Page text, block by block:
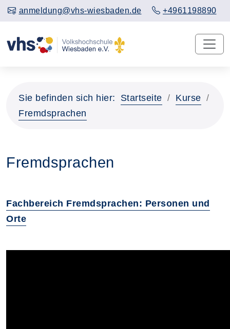
anmeldung@vhs-wiesbaden.de +4961198890
Sie befinden sich hier: Startseite
Kurse
Fremdsprachen
Fremdsprachen
Fachbereich Fremdsprachen: Personen und
Orte